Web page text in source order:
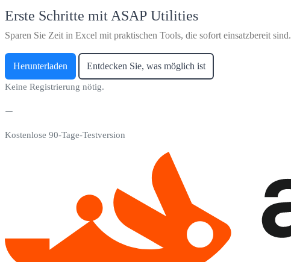
Erste Schritte mit ASAP Utilities
Sparen Sie Zeit in Excel mit praktischen Tools, die sofort einsatzbereit sind.
Herunterladen Entdecken Sie, was möglich ist
Keine Registrierung nötig.
Kostenlose 90-Tage-Testversion